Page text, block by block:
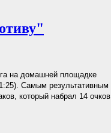
на домашней площадке
Самым результативным
который набрал 14 очков.